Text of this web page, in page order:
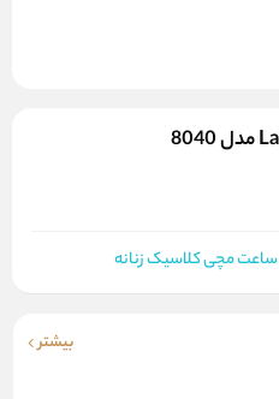
ساعت مچی کلاسیک زنانه
بیشتر